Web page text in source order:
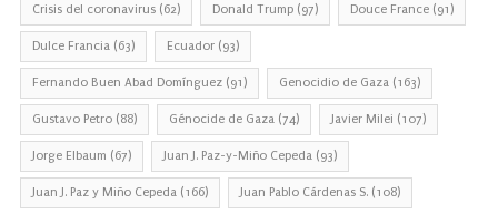
Crisis del coronavirus (62) Donald Trump (97) Douce France (91)
Dulce Francia (63) Ecuador (93)
Fernando Buen Abad Domínguez (91) Genocidio de Gaza (163)
Gustavo Petro (88) Génocide de Gaza (74) Javier Milei (107)
Jorge Elbaum (67) Juan J. Paz-y-Miño Cepeda (93)
Juan J. Paz y Miño Cepeda (166) Juan Pablo Cárdenas S. (108)